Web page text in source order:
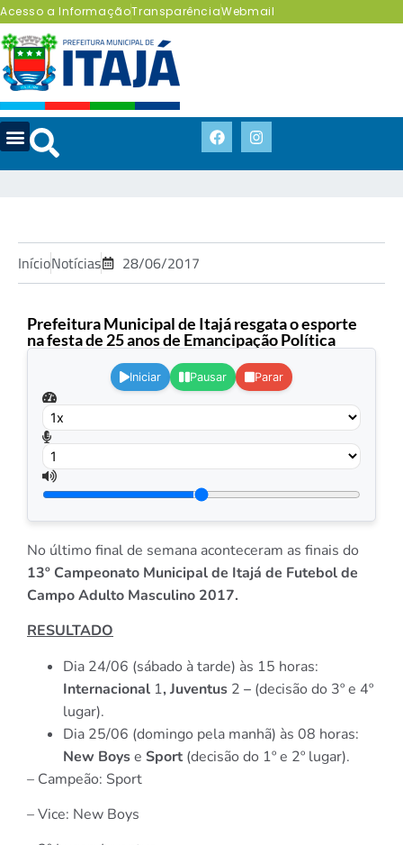
Acesso a InformaçãoTransparênciaWebmail
InícioNotícias 28/06/2017
Prefeitura Municipal de Itajá resgata o esporte
na festa de 25 anos de Emancipação Política
Iniciar Pausar Parar
No último final de semana aconteceram as finais do
13º Campeonato Municipal de Itajá de Futebol de
Campo Adulto Masculino 2017.
RESULTADO
Dia 24/06 (sábado à tarde) às 15 horas:
Internacional 1, Juventus 2 – (decisão do 3º e 4º
lugar).
Dia 25/06 (domingo pela manhã) às 08 horas:
New Boyse Sport (decisão do 1º e 2º lugar).
– Campeão: Sport
– Vice: New Boys